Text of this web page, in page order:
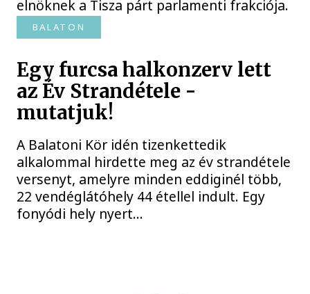
elnöknek a Tisza párt parlamenti frakciója.
BALATON
Egy furcsa halkonzerv lett
az Év Strandétele -
mutatjuk!
A Balatoni Kör idén tizenkettedik
alkalommal hirdette meg az év strandétele
versenyt, amelyre minden eddiginél több,
22 vendéglátóhely 44 étellel indult. Egy
fonyódi hely nyert...